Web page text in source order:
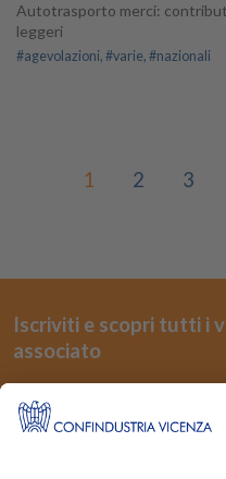
Autotrasporto merci:
leggeri
#agevolazioni #varie #nazionali
1 2 3
Iscriviti e scopri tutti i
associato